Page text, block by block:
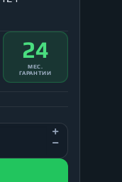
24
МЕС.
ГАРАНТИИ